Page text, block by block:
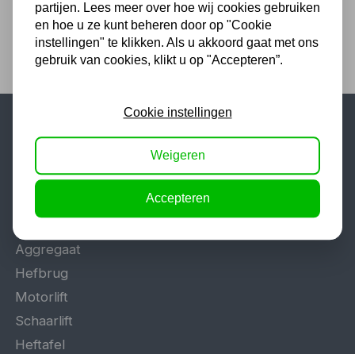
Populaire categorieën
Werkplaatsinrichting
Aggregaat
Hefbrug
Motorlift
Schaarlift
Heftafel
partijen. Lees meer over hoe wij cookies gebruiken
en hoe u ze kunt beheren door op "Cookie
instellingen" te klikken. Als u akkoord gaat met ons
gebruik van cookies, klikt u op "Accepteren”.
Cookie instellingen
Weigeren
Accepteren